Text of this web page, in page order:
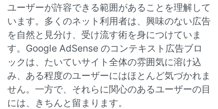
ユーザーが許容できる範囲があることを理解して
います。多くのネット利用者は、興味のない広告
を自然と見分け、受け流す術を身につけていま
す。Google AdSense のコンテキスト広告ブロ
ックは、たいていサイト全体の雰囲気に溶け込
み、ある程度のユーザーにはほとんど気づかれま
せん。一方で、それらに関心のあるユーザーの目
には、きちんと留まります。